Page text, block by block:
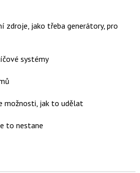
zdroje, jako třeba generátory, pro
systémy
možnosti, jak to udělat
to nestane